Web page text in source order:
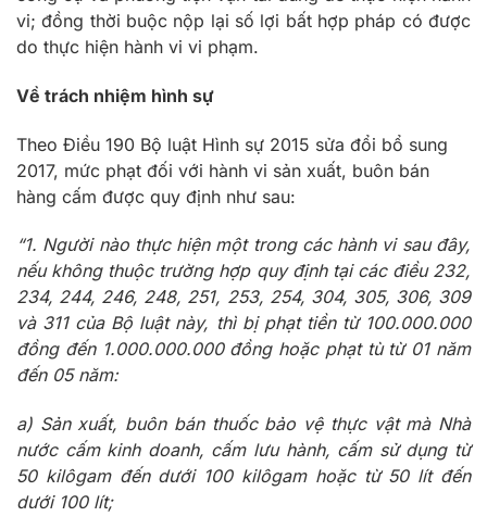
vi; đồng thời buộc nộp lại số lợi bất hợp pháp có được
do thực hiện hành vi vi phạm.
Về trách nhiệm hình sự
Theo Điều 190 Bộ luật Hình sự 2015 sửa đổi bổ sung
2017, mức phạt đối với hành vi sản xuất, buôn bán
hàng cấm được quy định như sau:
“1. Người nào thực hiện một trong các hành vi sau đây,
nếu không thuộc trường hợp quy định tại các điều 232,
234, 244, 246, 248, 251, 253, 254, 304, 305, 306, 309
và 311 của Bộ luật này, thì bị phạt tiền từ 100.000.000
đồng đến 1.000.000.000 đồng hoặc phạt tù từ 01 năm
đến 05 năm:
a) Sản xuất, buôn bán thuốc bảo vệ thực vật mà Nhà
nước cấm kinh doanh, cấm lưu hành, cấm sử dụng từ
50 kilôgam đến dưới 100 kilôgam hoặc từ 50 lít đến
dưới 100 lít;